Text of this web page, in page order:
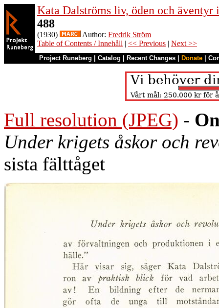
Kata Dalströms liv, öden och
488
(1930) Author: Fredrik Ström
Table of Contents / Innehåll | << Previous | Next >>
Project Runeberg Catalog Recent Changes Donate
Full resolution (JPEG) -
Under krigets åskor och
sista fälttåget